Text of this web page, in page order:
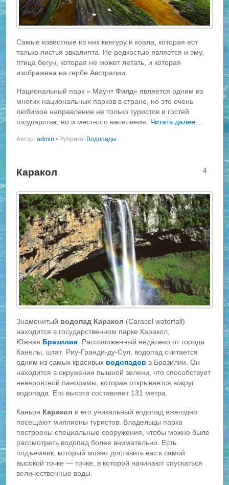
Самые известные из них кенгуру и коала, которая ест
только листья эвкалипта. Не редкостью является и эму,
птица бегун, которая не может летать, и которая
изображена на гербе Австралии.
Национальный парк » Маунт Филд» является одним из
многих национальных парков в стране, но это очень
любимое направление не только туристов и гостей
государства, но и местного населения. Читать далее…
Автор:admin • Рубрика: Водопады
Каракол
Знаменитый водопад Каракол (Caracol waterfall)
находится в государственном парке Каракол,
Южная Бразилия. Расположенный недалеко от города
Канелы, штат Риу-Гранди-ду-Сул, водопад считается
одним из самых красивых водопадов в Бразилии. Он
находится в окружении пышной зелени, что способствует
невероятной панорамы, которая открывается вокруг
водопада. Его высота составляет 131 метра.
Каньон Каракол и его уникальный водопад ежегодно
посещают миллионы туристов. Владельцы парка
построены специальные сооружения, чтобы можно было
рассмотреть водопад более внимательно. Есть
подъемник, который может доставить вас к самой
высокой точке — точке, в которой начинают спускаться
величественные воды.
4